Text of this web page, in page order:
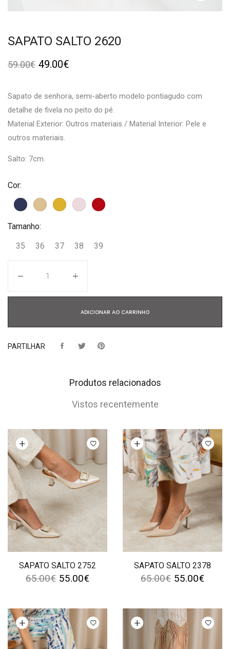
SAPATO SALTO 2620
59.00€ 49.00€
Sapato de senhora, semi-aberto modelo pontiagudo com
detalhe de fivela no peito do pé.
Material Exterior: Outros materiais / Material Interior: Pele e
outros materiais.
Salto: 7cm.
Cor:
Tamanho:
35
36 37 38 39
ADICIONAR AO CARRINHO
PARTILHAR
Produtos relacionados
Vistos recentemente
SAPATO SALTO 2752
opções
65.00€ 55.00€
SAPATO SALTO 2378
Ver opções
65.00€ 55.00€
opções Ver opções